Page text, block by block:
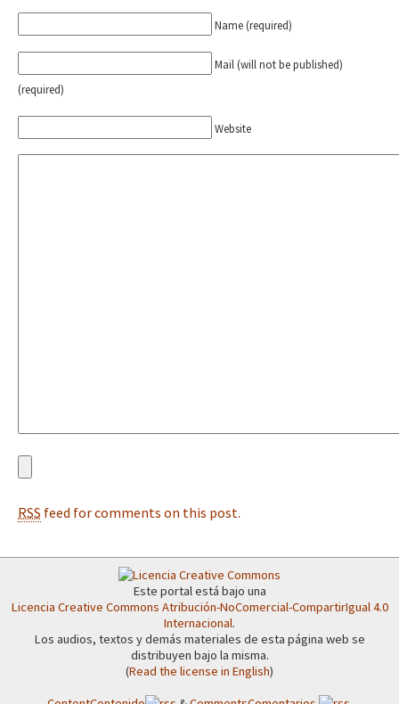
Name (required)
Mail (will not be published)
(required)
Website
RSS feed for comments on this post.
Este portal está bajo una
Licencia Creative Commons Atribución-NoComercial-CompartirIgual 4.0
Internacional.
Los audios, textos y demás materiales de esta página web se
distribuyen bajo la misma.
(Read the license in English)